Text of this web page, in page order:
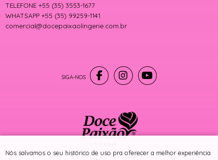
TELEFONE +55 (35) 3553-1677
WHATSAPP +55 (35) 99259-1141
comercial@docepaixaolingerie.com.br
® TODOS DIREITOS RESERVADOS
Nós salvamos o seu histórico de uso pra oferecer a melhor experiência